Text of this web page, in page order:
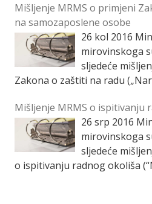
Mišljenje MRMS o primjeni
na samozaposlene osobe
26 kol 2016
mirovinskoga
sljedeće
Zakona o zaštiti na radu
osobe: Samozaposlene […]
Mišljenje MRMS o ispitivanju
26 srp 2016
mirovinskoga
sljedeće
o ispitivanju radnog okoliša